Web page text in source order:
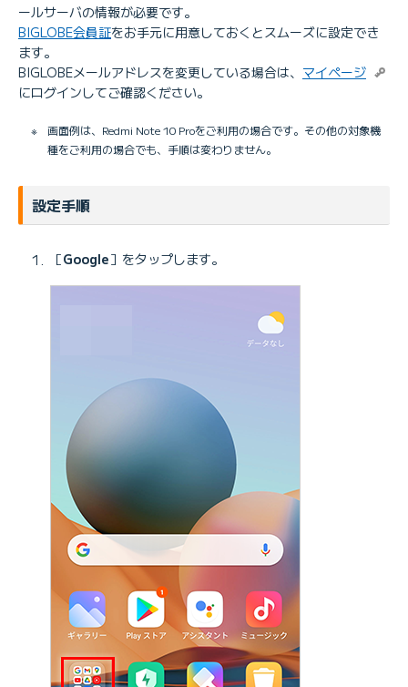
ールサーバの情報が必要です。
BIGLOBE会員証をお手元に用意しておくとスムーズに設定でき
ます。
BIGLOBEメールアドレスを変更している場合は、 マイページ
にログインしてご確認ください。
※
画面例は、Redmi Note 10 Proをご利用の場合です。その他の対象機
種をご利用の場合でも、手順は変わりません。
設定手順
［Google］をタップします。